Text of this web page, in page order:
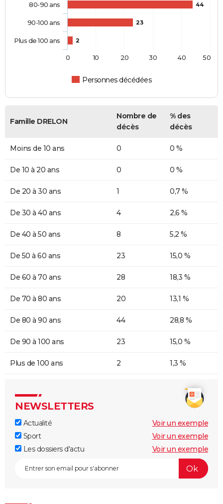
44
23
2
Personnes décédées
80-90 ans
90-100 ans
Plus de 100 ans
0 10 20 30 40 50
Famille DRELON
Nombre de
décès
% des
décès
Moins de 10 ans 0 0 %
De 10 à 20 ans 0 0 %
De 20 à 30 ans 1 0,7 %
De 30 à 40 ans 4 2,6 %
De 40 à 50 ans 8 5,2 %
De 50 à 60 ans 23 15,0 %
De 60 à 70 ans 28 18,3 %
De 70 à 80 ans 20 13,1 %
De 80 à 90 ans 44 28,8 %
De 90 à 100 ans 23 15,0 %
Plus de 100 ans 2 1,3 %
NEWSLETTERS
Actualité
Voir un exemple
Sport
Voir un exemple
Les dossiers d'actu
Voir un exemple